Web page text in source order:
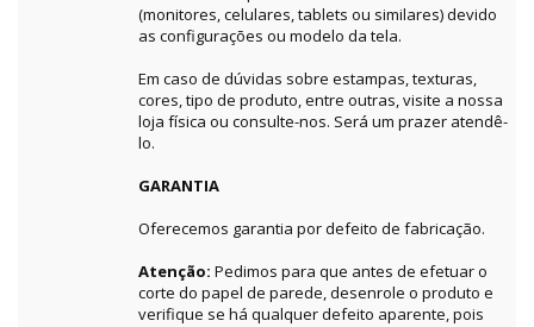
(monitores, celulares, tablets ou similares) devido
as configurações ou modelo da tela.
Em caso de dúvidas sobre estampas, texturas,
cores, tipo de produto, entre outras, visite a nossa
loja física ou consulte-nos. Será um prazer atendê-
lo.
GARANTIA
Oferecemos garantia por defeito de fabricação.
Atenção: Pedimos para que antes de efetuar o
corte do papel de parede, desenrole o produto e
verifique se há qualquer defeito aparente, pois